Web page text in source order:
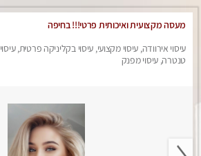
מעסה מקצועית ואיכותית פרטי!!! בחיפה
עיסוי אירוודה, עיסוי מקצועי, עיסוי בקליניקה פרטית, עיסוי
טנטרה, עיסוי מפנק